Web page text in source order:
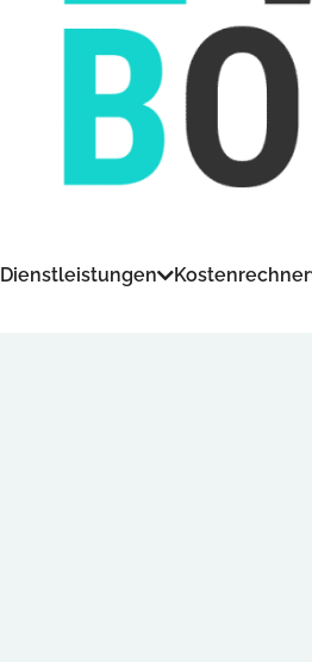
Dienstleistungen Kostenrechner